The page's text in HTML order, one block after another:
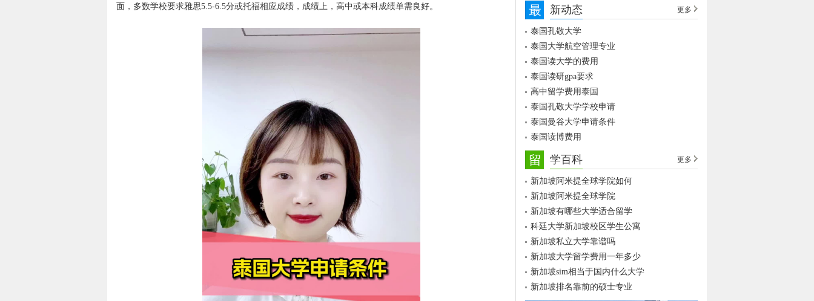
面，多数学校要求雅思5.5-6.5分或托福相应成绩，成绩上，高中或本科成绩单需良好。
最 新动态 更多
泰国孔敬大学
泰国大学航空管理专业
泰国读大学的费用
泰国读研gpa要求
高中留学费用泰国
泰国孔敬大学学校申请
泰国曼谷大学申请条件
泰国读博费用
留 学百科 更多
新加坡阿米提全球学院如何
新加坡阿米提全球学院
新加坡有哪些大学适合留学
科廷大学新加坡校区学生公寓
新加坡私立大学靠谱吗
新加坡大学留学费用一年多少
新加坡sim相当于国内什么大学
新加坡排名靠前的硕士专业